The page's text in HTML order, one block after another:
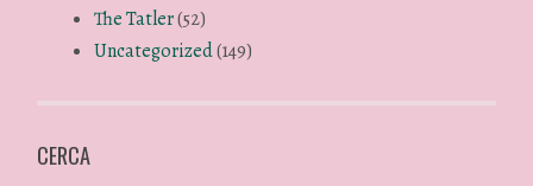
The Tatler(52)
Uncategorized(149)
CERCA